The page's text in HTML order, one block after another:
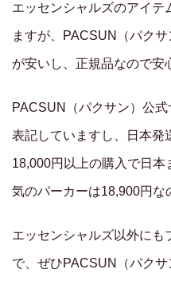
エッセンシャルズのアイテ
ますが、PACSUN（パク
が安いし、正規品なので安
PACSUN（パクサン）公
表記していますし、日本発
18,000円以上の購入で日本
気のパーカーは18,900円な
エッセンシャルズ以外にも
で、ぜひPACSUN（パク